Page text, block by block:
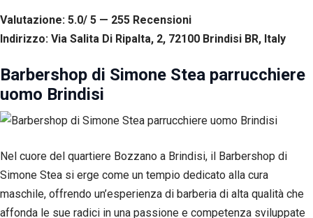
Valutazione: 5.0/ 5 — 255 Recensioni
Indirizzo: Via Salita Di Ripalta, 2, 72100 Brindisi BR, Italy
Barbershop di Simone Stea parrucchiere
uomo Brindisi
Nel cuore del quartiere Bozzano a Brindisi, il Barbershop di
Simone Stea si erge come un tempio dedicato alla cura
maschile, offrendo un’esperienza di barberia di alta qualità che
affonda le sue radici in una passione e competenza sviluppate
di
migliorare
e la
struttura
del sito
web, in
del sito
stesso.